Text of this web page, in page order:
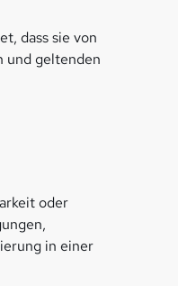
dass sie von
und geltenden
oder
in einer